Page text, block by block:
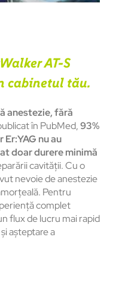
AT-S
cabinetul tău.
anestezie, fără
în PubMed,93%
nu au
doar durere minimă
cavității. Cu o
nevoie de anestezie
Pentru
complet
flux de lucru mai rapid
așteptare a